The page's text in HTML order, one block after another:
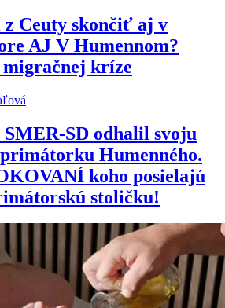
Ceuty skončiť aj v
AJ V Humennom?
migračnej kríze
SD odhalil svoju
Humenného.
koho posielajú
stoličku!